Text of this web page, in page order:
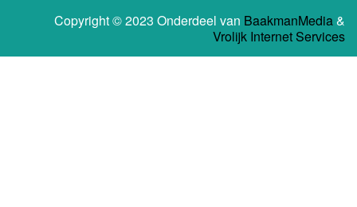
Copyright © 2023 Onderdeel van BaakmanMedia&
Vrolijk Internet Services